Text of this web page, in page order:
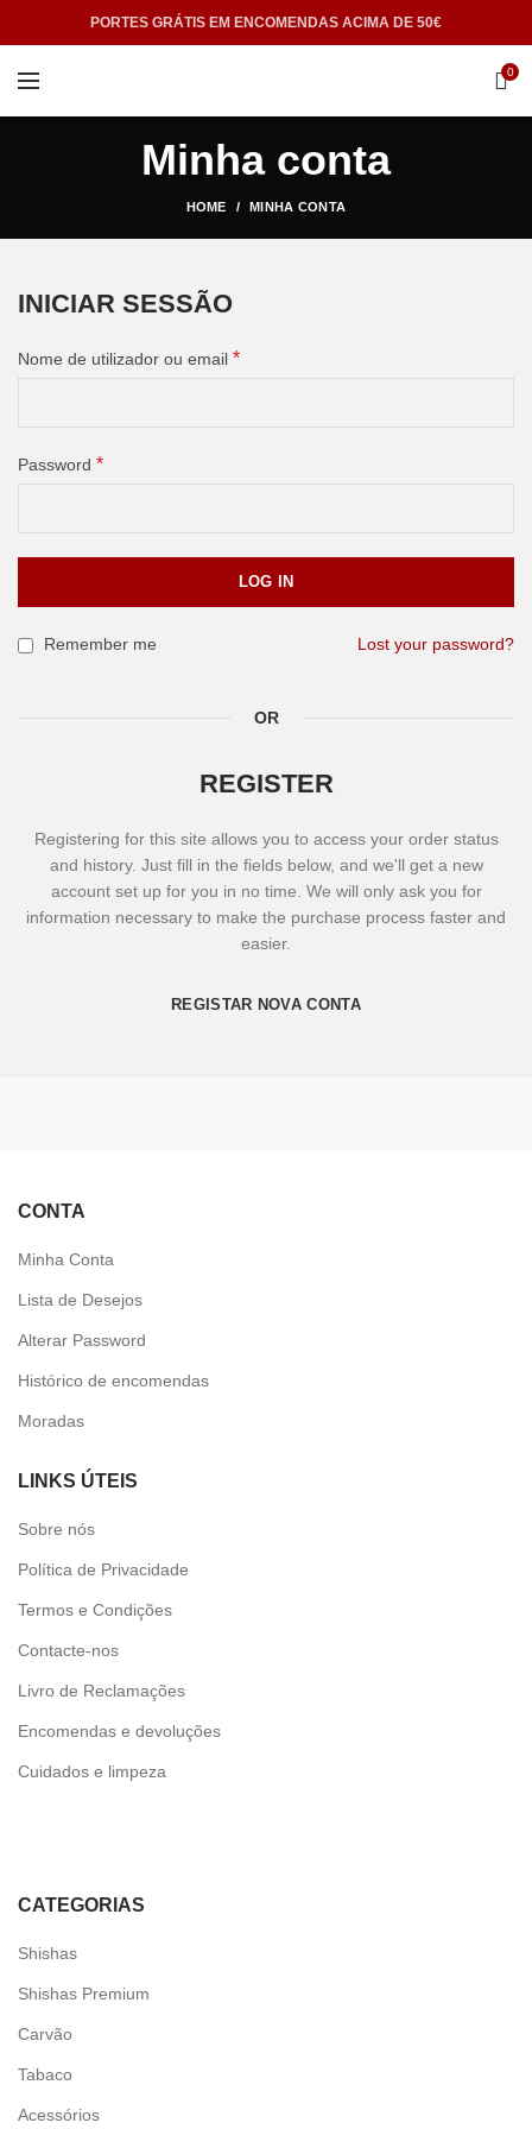
PORTES GRÁTIS EM ENCOMENDAS ACIMA DE 50€
0
Minha conta
HOME MINHA CONTA
INICIAR SESSÃO
Nome de utilizador ou email *
Password *
LOG IN
Lost your password?
Remember me
OR
REGISTER
Registering for this site allows you to access your order status
and history. Just fill in the fields below, and we'll get a new
account set up for you in no time. We will only ask you for
information necessary to make the purchase process faster and
easier.
REGISTAR NOVA CONTA
CONTA
Minha Conta
Lista de Desejos
Alterar Password
Histórico de encomendas
Moradas
LINKS ÚTEIS
Sobre nós
Política de Privacidade
Termos e Condições
Contacte-nos
Livro de Reclamações
Encomendas e devoluções
Cuidados e limpeza
CATEGORIAS
Shishas
Shishas Premium
Carvão
Tabaco
Acessórios